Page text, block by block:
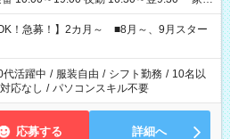
「余裕を持って夕飯の準備がしたい」
たくない」 など、ご希望を教えてください
の勤務時間。 合計で週40時間を超える場
！急募！】2カ月～ ■8月～、9月スター
代活躍中 / 服装自由 / シフト勤務 / 10名以
応なし / パソコンスキル不要
応募する 詳細へ